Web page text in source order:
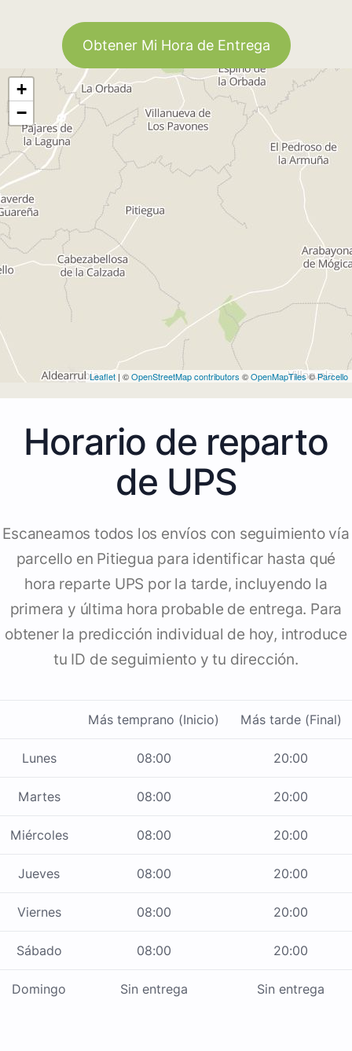
Obtener Mi Hora de Entrega
+
−
Leaflet | ©OpenStreetMap contributors ©OpenMapTiles©Parcello
Horario de reparto
de UPS
Escaneamos todos los envíos con seguimiento vía
parcello en Pitiegua para identificar hasta qué
hora reparte UPS por la tarde, incluyendo la
primera y última hora probable de entrega. Para
obtener la predicción individual de hoy, introduce
tu ID de seguimiento y tu dirección.
Más temprano (Inicio) Más tarde (Final)
Lunes 08:00 20:00
Martes 08:00 20:00
Miércoles 08:00 20:00
Jueves 08:00 20:00
Viernes 08:00 20:00
Sábado 08:00 20:00
Domingo Sin entrega Sin entrega